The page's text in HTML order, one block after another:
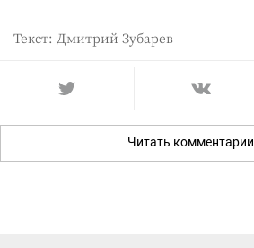
Текст: Дмитрий Зубарев
Читать комментарии